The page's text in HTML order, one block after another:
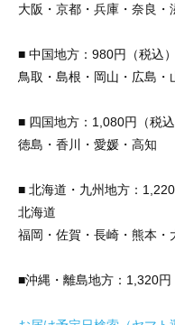
大阪・京都・兵庫・奈良・
■ 中国地方：980円（税込）
鳥取・島根・岡山・広島・
■ 四国地方：1,080円（税込
徳島・香川・愛媛・高知
■ 北海道・九州地方：1,220
北海道
福岡・佐賀・長崎・熊本・
■沖縄・離島地方：1,320円